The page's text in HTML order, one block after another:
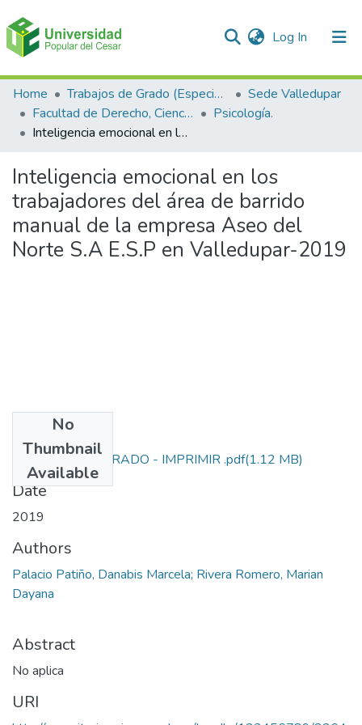
Log In (current)
Communities & Collections
All of DSpace
Home Trabajos de Grado (Especializaciones y Pregrados)
Sede Valledupar
Facultad de Derecho, Ciencias Políticas y Sociales.
Psicología.
Inteligencia emocional en los trabajadores del área de barrido manual de la empresa Aseo del Norte S.A E.S.P en Valledupar-2019
Inteligencia emocional en los
trabajadores del área de barrido
manual de la empresa Aseo del
Norte S.A E.S.P en Valledupar-2019
No
Thumbnail
Available
PROYECTO DE GRADO - IMPRIMIR .pdf(1.12 MB)
Date
2019
Authors
Palacio Patiño, Danabis Marcela; Rivera Romero, Marian
Dayana
Abstract
No aplica
URI